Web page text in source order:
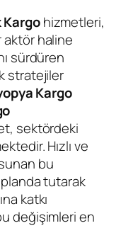
Kargohizmetleri,
haline
sürdüren
stratejiler
Kargo
sektördeki
Hızlı ve
bu
planda tutarak
katkı
değişimleri en